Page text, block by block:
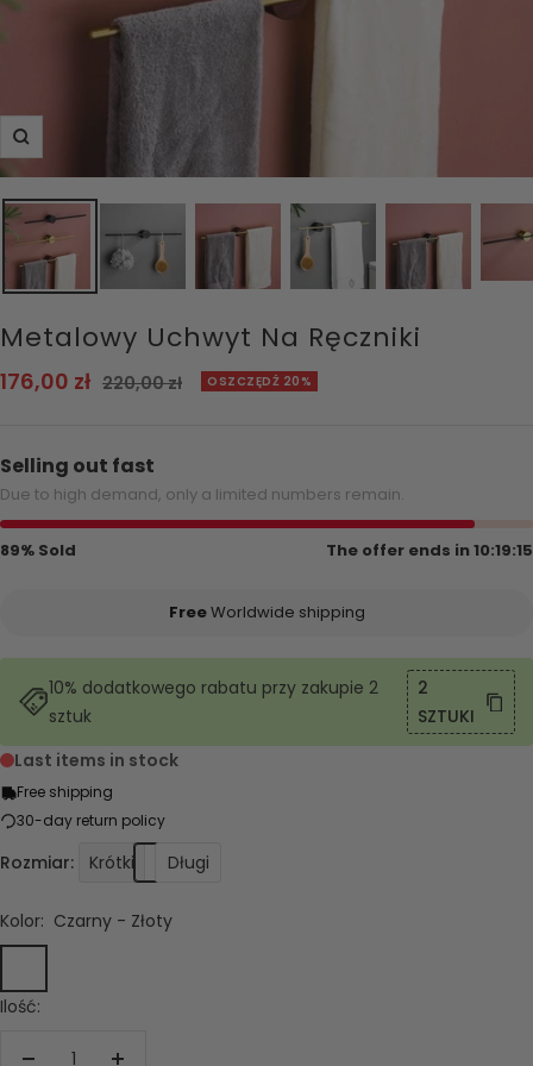
Powiększ
Metalowy Uchwyt Na Ręczniki
Cena
176,00 zł Cena
220,00 zł OSZCZĘDŹ 20%
Selling out fast
Due to high demand, only a limited numbers remain.
89% Sold The offer ends in10:19:15
FreeWorldwide shipping
10% dodatkowego rabatu przy zakupie 2
sztuk
2
SZTUKI
Last items in stock
Free shipping
30-day return policy
Rozmiar: Krótki Długi
Kolor: Czarny - Złoty
-
Złoty
Ilość: